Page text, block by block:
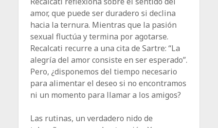
amor, que puede ser duradero si declina
hacia la ternura. Mientras que la pasión
sexual fluctúa y termina por agotarse.
Recalcati recurre a una cita de Sartre: “La
alegría del amor consiste en ser esperado”.
Pero, ¿disponemos del tiempo necesario
para alimentar el deseo si no encontramos
ni un momento para llamar a los amigos?
Las rutinas, un verdadero nido de